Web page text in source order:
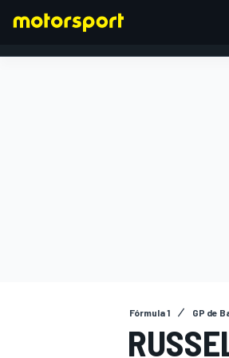
Fórmula 1 GP de